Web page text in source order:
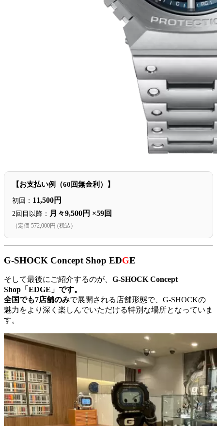
【お支払い例（60回無金利）】
初回： 11,500円
2回目以降： 月々9,500円 ×59回
（定価 572,000円 (税込)
G-SHOCK Concept Shop EDGE
そして最後にご紹介するのが、 G-SHOCK Concept
Shop「EDGE」です。
全国でも7店舗のみで展開される店舗形態で、G-SHOCKの
魅力をより深く楽しんでいただける特別な場所となっていま
す。